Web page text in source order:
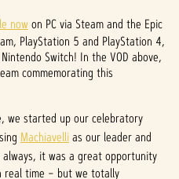
nowon PC via Steam and the Epic
PlayStation 5 and PlayStation 4,
Switch! In the VOD above,
commemorating this
we started up our celebratory
Machiavellias our leader and
it was a great opportunity
real time – but we totally